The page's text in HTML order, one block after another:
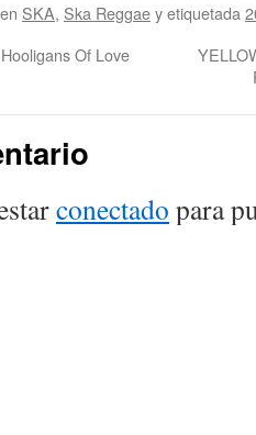
SKA, Ska Reggaey etiquetada
Of Love
conectado para